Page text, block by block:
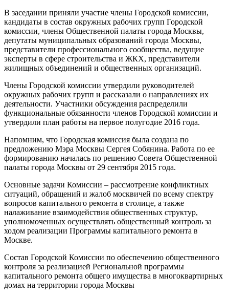
В заседании приняли участие члены Городской комиссии,
кандидаты в состав окружных рабочих групп Городской
комиссии, члены Общественной палаты города Москвы,
депутаты муниципальных образований города Москвы,
представители профессионального сообщества, ведущие
эксперты в сфере строительства и ЖКХ, представители
жилищных объединений и общественных организаций.
Члены Городской комиссии утвердили руководителей
окружных рабочих групп и рассказали о направлениях их
деятельности. Участники обсуждения распределили
функциональные обязанности членов Городской комиссии и
утвердили план работы на первое полугодие 2016 года.
Напомним, что Городская комиссия была создана по
предложению Мэра Москвы Сергея Собянина. Работа по ее
формированию началась по решению Совета Общественной
палаты города Москвы от 29 сентября 2015 года.
Основные задачи Комиссии – рассмотрение конфликтных
ситуаций, обращений и жалоб москвичей по всему спектру
вопросов капитального ремонта в столице, а также
налаживание взаимодействия общественных структур,
уполномоченных осуществлять общественный контроль за
ходом реализации Программы капитального ремонта в
Москве.
Состав Городской Комиссии по обеспечению общественного
контроля за реализацией Региональной программы
капитального ремонта общего имущества в многоквартирных
домах на территории города Москвы